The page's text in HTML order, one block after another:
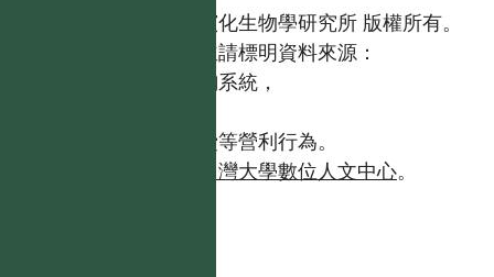
國立台灣大學生態學與演化生物學研究所 版權所有。
歡迎引用本網站資料，並請標明資料來源：
【台灣植物資訊整合查詢系統，
且不得有收取資料查詢費等營利行為。
台灣大學數位人文中心。